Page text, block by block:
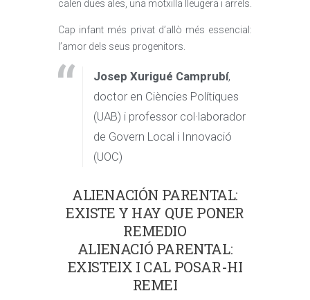
calen dues ales, una motxilla lleugera i arrels.
Cap infant més privat d’allò més essencial:
l’amor dels seus progenitors.
Josep Xurigué Camprubí,
doctor en Ciències Polítiques
(UAB) i professor col·laborador
de Govern Local i Innovació
(UOC)
ALIENACIÓN PARENTAL:
EXISTE Y HAY QUE PONER
REMEDIO
ALIENACIÓ PARENTAL:
EXISTEIX I CAL POSAR-HI
REMEI